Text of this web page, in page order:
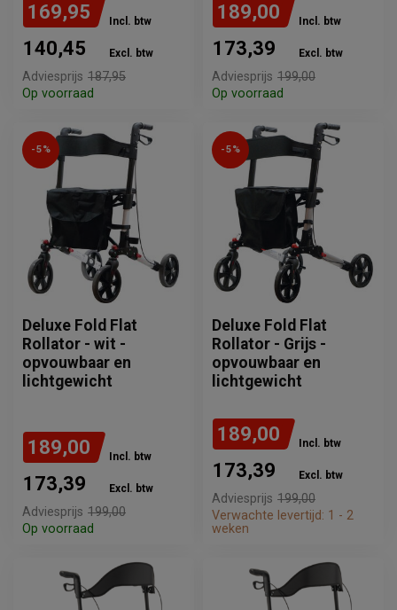
169,95 Incl. btw
140,45 Excl. btw
Adviesprijs 187,95
Op voorraad
189,00 Incl. btw
173,39 Excl. btw
Adviesprijs 199,00
Op voorraad
-5%
Deluxe Fold Flat
Rollator - wit -
opvouwbaar en
lichtgewicht
189,00 Incl. btw
173,39 Excl. btw
Adviesprijs 199,00
Op voorraad
-5%
Deluxe Fold Flat
Rollator - Grijs -
opvouwbaar en
lichtgewicht
189,00 Incl. btw
173,39 Excl. btw
Adviesprijs 199,00
Verwachte levertijd: 1 - 2
weken